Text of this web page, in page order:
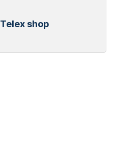
Telex shop